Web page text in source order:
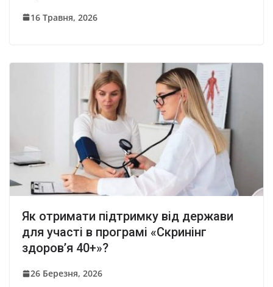
16 Травня, 2026
Як отримати підтримку від держави
для участі в програмі «Скринінг
здоров’я 40+»?
26 Березня, 2026